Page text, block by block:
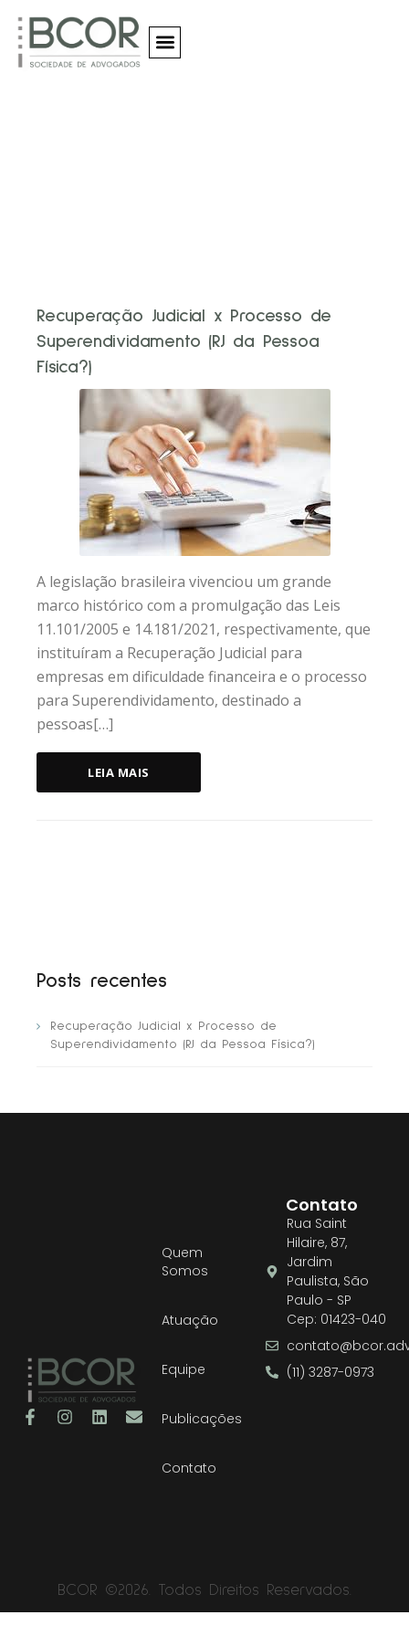
Recuperação Judicial x Processo de
Superendividamento (RJ da Pessoa
Física?)
A legislação brasileira vivenciou um grande
marco histórico com a promulgação das Leis
11.101/2005 e 14.181/2021, respectivamente, que
instituíram a Recuperação Judicial para
empresas em dificuldade financeira e o processo
para Superendividamento, destinado a
pessoas[…]
LEIA MAIS
Posts recentes
Recuperação Judicial x Processo de
Superendividamento (RJ da Pessoa Física?)
Quem
Somos
Atuação
Equipe
Publicações
Contato
Contato
Rua Saint
Hilaire, 87,
Jardim
Paulista, São
Paulo - SP
Cep: 01423-040
(11) 3287-0973
BCOR ©2026. Todos Direitos Reservados.